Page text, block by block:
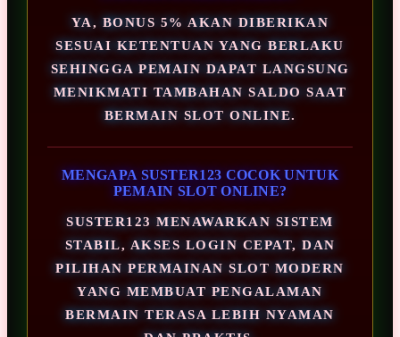
YA, BONUS 5% AKAN DIBERIKAN
SESUAI KETENTUAN YANG BERLAKU
SEHINGGA PEMAIN DAPAT LANGSUNG
MENIKMATI TAMBAHAN SALDO SAAT
BERMAIN SLOT ONLINE.
MENGAPA SUSTER123 COCOK UNTUK
PEMAIN SLOT ONLINE?
SUSTER123 MENAWARKAN SISTEM
STABIL, AKSES LOGIN CEPAT, DAN
PILIHAN PERMAINAN SLOT MODERN
YANG MEMBUAT PENGALAMAN
BERMAIN TERASA LEBIH NYAMAN